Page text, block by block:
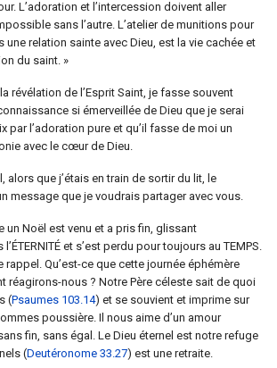
L’adoration et l’intercession doivent aller
sans l’autre. L’atelier de munitions pour
une relation sainte avec Dieu, est la vie cachée et
du saint. »
révélation de l’Esprit Saint, je fasse souvent
si émerveillée de Dieu que je serai
par l’adoration pure et qu’il fasse de moi un
avec le cœur de Dieu.
alors que j’étais en train de sortir du lit, le
message que je voudrais partager avec vous.
un Noël est venu et a pris fin, glissant
et s’est perdu pour toujours au TEMPS.
Qu’est-ce que cette journée éphémère
réagirons-nous ? Notre Père céleste sait de quoi
(Psaumes 103.14) et se souvient et imprime sur
poussière. Il nous aime d’un amour
fin, sans égal. Le Dieu éternel est notre refuge
(Deutéronome 33.27) est une retraite.